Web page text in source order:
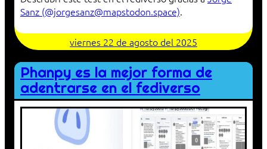
Sanz (@jorgesanz@mapstodon.space).
viernes 22 de agosto del 2025
Phanpy es la mejor forma de
adentrarse en el fediverso